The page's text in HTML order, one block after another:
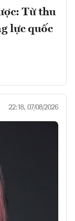
Từ thu
lực quốc
22:18, 07/08/2026